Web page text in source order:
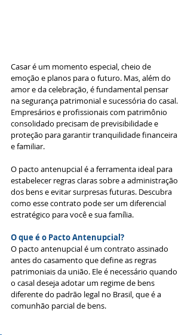
Casar é um momento especial, cheio de
emoção e planos para o futuro. Mas, além do
amor e da celebração, é fundamental pensar
na segurança patrimonial e sucessória do casal.
Empresários e profissionais com patrimônio
consolidado precisam de previsibilidade e
proteção para garantir tranquilidade financeira
e familiar.
O pacto antenupcial é a ferramenta ideal para
estabelecer regras claras sobre a administração
dos bens e evitar surpresas futuras. Descubra
como esse contrato pode ser um diferencial
estratégico para você e sua família.
O que é o Pacto Antenupcial?
O pacto antenupcial é um contrato assinado
antes do casamento que define as regras
patrimoniais da união. Ele é necessário quando
o casal deseja adotar um regime de bens
diferente do padrão legal no Brasil, que é a
comunhão parcial de bens.